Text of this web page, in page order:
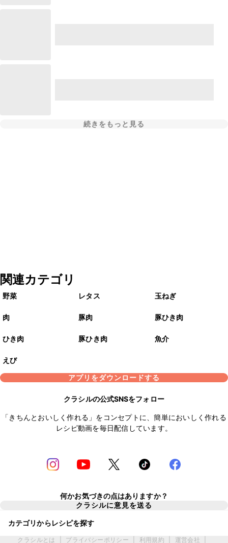
続きをもっと見る
関連カテゴリ
野菜 レタス 玉ねぎ
肉 豚肉 豚ひき肉
ひき肉 豚ひき肉 魚介
えび
アプリをダウンロードする
クラシルの公式SNSをフォロー
「きちんとおいしく作れる」をコンセプトに、簡単においしく作れる
レシピ動画を毎日配信しています。
何かお気づきの点はありますか？
クラシルに意見を送る
カテゴリからレシピを探す
クラシルとは プライバシーポリシー 利用規約 運営会社